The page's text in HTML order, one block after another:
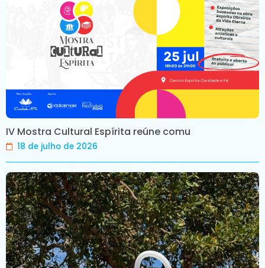
IV Mostra Cultural Espírita reúne comu
18 de julho de 2026